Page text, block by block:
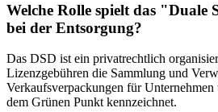
Welche Rolle spielt das "Duale
bei der Entsorgung?
Das DSD ist ein privatrechtlich
Lizenzgebühren die Sammlung und
Verkaufsverpackungen für
dem Grünen Punkt kennzeichnet.